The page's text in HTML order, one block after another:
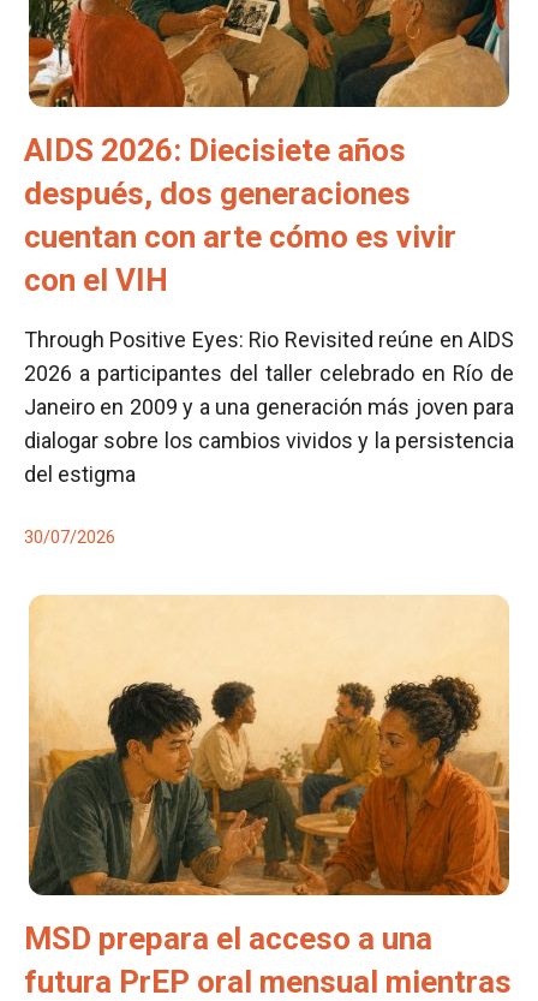
AIDS 2026: Diecisiete años
después, dos generaciones
cuentan con arte cómo es vivir
con el VIH
Through Positive Eyes: Rio Revisited reúne en AIDS
2026 a participantes del taller celebrado en Río de
Janeiro en 2009 y a una generación más joven para
dialogar sobre los cambios vividos y la persistencia
del estigma
30/07/2026
MSD prepara el acceso a una
futura PrEP oral mensual mientras